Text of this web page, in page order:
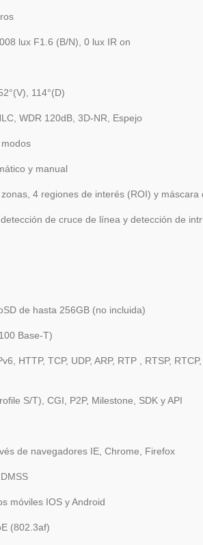
lux F1.6 (B/N), 0 lux IR on
114°(D)
WDR 120dB, 3D-NR, Espejo
y manual
4 regiones de interés (ROI) y
de cruce de línea y detección de
de hasta 256GB (no incluida)
Base-T)
HTTP, TCP, UDP, ARP, RTP , RTSP,
S/T), CGI, P2P, Milestone, SDK y API
de navegadores IE, Chrome, Firefox
móviles IOS y Android
(802.3af)